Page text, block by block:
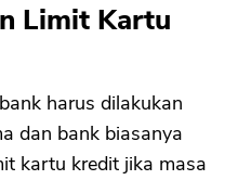
Limit Kartu
harus dilakukan
dan bank biasanya
kartu kredit jika masa